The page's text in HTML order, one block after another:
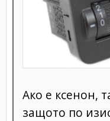
Ако е ксенон,
защото по